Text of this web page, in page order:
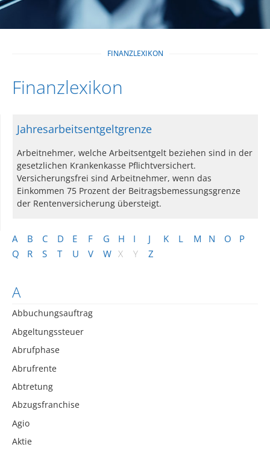
FINANZLEXIKON
Finanzlexikon
A B C D E F G H I J K L M N O
P
Q
R S T U V W X Y Z
A
Abbuchungsauftrag
Abgeltungssteuer
Abrufphase
Abrufrente
Abtretung
Abzugsfranchise
Agio
Aktie
Jahresarbeitsentgeltgrenze
Arbeitnehmer, welche Arbeitsentgelt beziehen sind in der
gesetzlichen Krankenkasse Pflichtversichert.
Versicherungsfrei sind Arbeitnehmer, wenn das
Einkommen 75 Prozent der Beitragsbemessungsgrenze
der Rentenversicherung übersteigt.